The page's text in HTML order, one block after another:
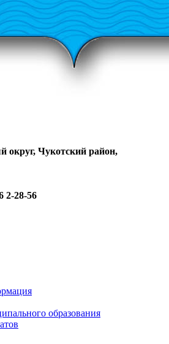
округ, Чукотский район,
2-28-56
образования